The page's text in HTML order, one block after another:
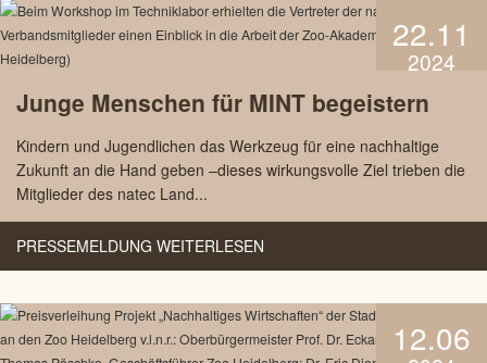
22.11
2024
Junge Menschen für MINT begeistern
Kindern und Jugendlichen das Werkzeug für eine nachhaltige
Zukunft an die Hand geben –dieses wirkungsvolle Ziel trieben die
Mitglieder des natec Land...
PRESSEMELDUNG WEITERLESEN
12.06